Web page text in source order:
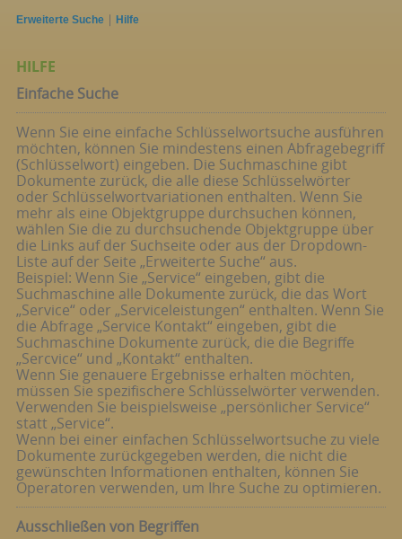
Erweiterte Suche| Hilfe
HILFE
Einfache Suche
Wenn Sie eine einfache Schlüsselwortsuche ausführen
möchten, können Sie mindestens einen Abfragebegriff
(Schlüsselwort) eingeben. Die Suchmaschine gibt
Dokumente zurück, die alle diese Schlüsselwörter
oder Schlüsselwortvariationen enthalten. Wenn Sie
mehr als eine Objektgruppe durchsuchen können,
wählen Sie die zu durchsuchende Objektgruppe über
die Links auf der Suchseite oder aus der Dropdown-
Liste auf der Seite „Erweiterte Suche“ aus.
Beispiel: Wenn Sie „Service“ eingeben, gibt die
Suchmaschine alle Dokumente zurück, die das Wort
„Service“ oder „Serviceleistungen“ enthalten. Wenn Sie
die Abfrage „Service Kontakt“ eingeben, gibt die
Suchmaschine Dokumente zurück, die die Begriffe
„Sercvice“ und „Kontakt“ enthalten.
Wenn Sie genauere Ergebnisse erhalten möchten,
müssen Sie spezifischere Schlüsselwörter verwenden.
Verwenden Sie beispielsweise „persönlicher Service“
statt „Service“.
Wenn bei einer einfachen Schlüsselwortsuche zu viele
Dokumente zurückgegeben werden, die nicht die
gewünschten Informationen enthalten, können Sie
Operatoren verwenden, um Ihre Suche zu optimieren.
Ausschließen von Begriffen